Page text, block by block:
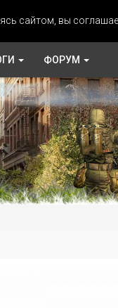
сайтом, вы
ФОРУМ